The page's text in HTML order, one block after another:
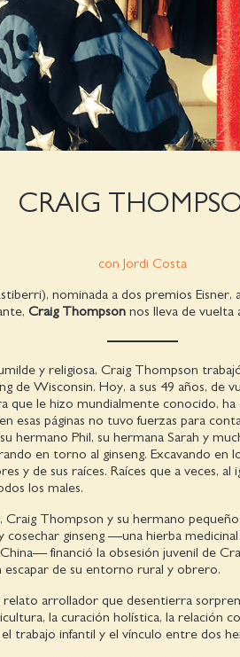
CRAIG
con Jordi Costa
nominada a dos premios Eisner,
Craig Thompsonnos lleva de vuelta
y religiosa, Craig Thompson
de Wisconsin. Hoy, a sus 49 años, de
que le hizo mundialmente conocido, ha
esas páginas no tuvo fuerzas para
hermano Phil, su hermana Sarah y
en torno al ginseng. Excavando en
y de sus raíces. Raíces que a veces, al
los males.
Craig Thompson y su hermano
cosechar ginseng —una hierba
financió la obsesión juvenil de
escapar de su entorno rural y obrero.
relato arrollador que desentierra
la curación holística, la relación
trabajo infantil y el vínculo entre dos